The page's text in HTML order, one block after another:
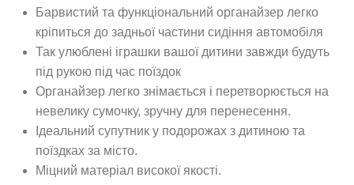
Барвистий та функціональний органайзер легко
кріпиться до задньої частини сидіння автомобіля
Так улюблені іграшки вашої дитини завжди будуть
під рукою під час поїздок
Органайзер легко знімається і перетворюється на
невелику сумочку, зручну для перенесення.
Ідеальний супутник у подорожах з дитиною та
поїздках за місто.
Міцний матеріал високої якості.